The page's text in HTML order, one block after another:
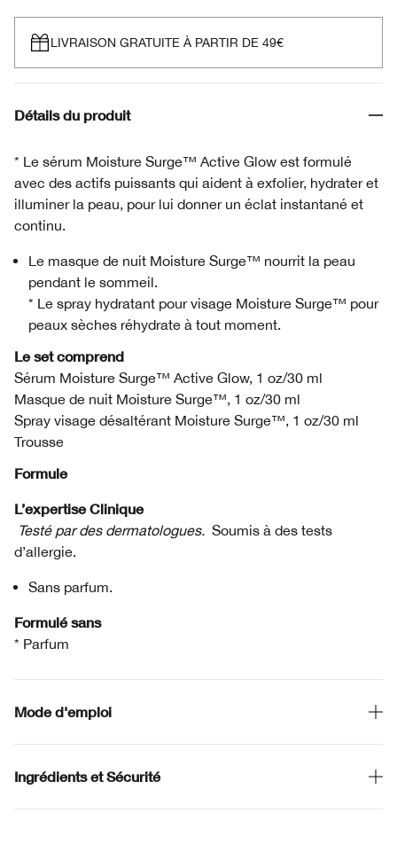
LIVRAISON GRATUITE À PARTIR DE 49€
Détails du produit
* Le sérum Moisture Surge™ Active Glow est formulé
avec des actifs puissants qui aident à exfolier, hydrater et
illuminer la peau, pour lui donner un éclat instantané et
continu.
Le masque de nuit Moisture Surge™ nourrit la peau
pendant le sommeil.
* Le spray hydratant pour visage Moisture Surge™ pour
peaux sèches réhydrate à tout moment.
Le set comprend
Sérum Moisture Surge™ Active Glow, 1 oz/30 ml
Masque de nuit Moisture Surge™, 1 oz/30 ml
Spray visage désaltérant Moisture Surge™, 1 oz/30 ml
Trousse
Formule
L’expertise Clinique
Testé par des dermatologues. Soumis à des tests
d’allergie.
Sans parfum.
Formulé sans
* Parfum
Mode d'emploi
Ingrédients et Sécurité